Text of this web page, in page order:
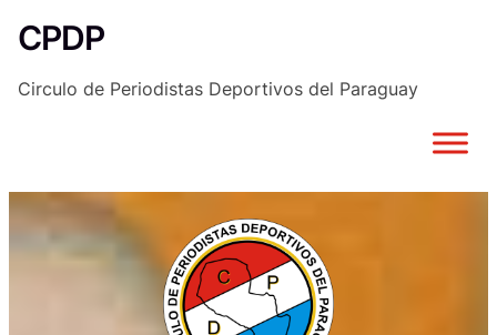
Saltar
al
contenido
CPDP
Circulo de Periodistas Deportivos del Paraguay